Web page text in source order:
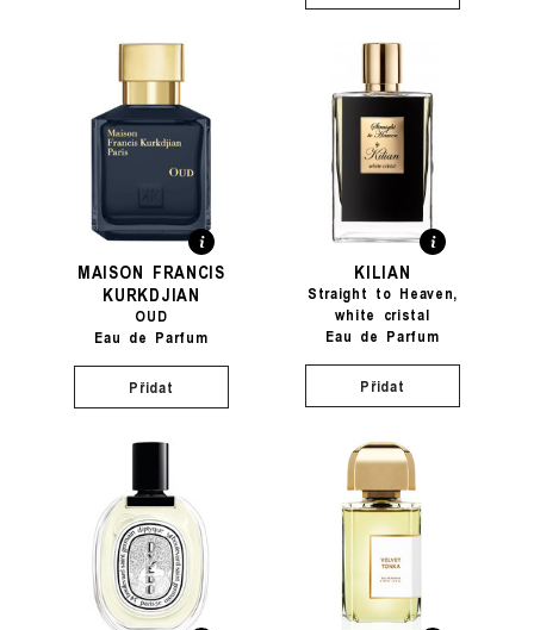
MAISON FRANCIS
KURKDJIAN
OUD
Eau de Parfum
Přidat
KILIAN
Straight to Heaven,
white cristal
Eau de Parfum
Přidat